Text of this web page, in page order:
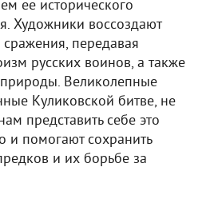
ее исторического
Художники воссоздают
передавая
русских воинов, а также
Великолепные
Куликовской битве, не
представить себе это
и помогают сохранить
и их борьбе за